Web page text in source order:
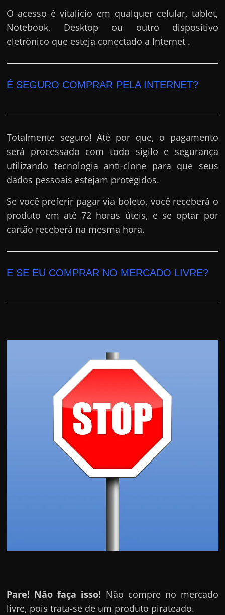
O acesso é vitalício em qualquer celular, tablet,
Notebook, Desktop ou outro dispositivo
eletrônico que esteja conectado a Internet .
É SEGURO COMPRAR PELA INTERNET?
Totalmente seguro! Até por que, o pagamento
será processado com todo sigilo e segurança
utilizando tecnologia anti-clone para que seus
dados pessoais estejam protegidos.
Se você preferir pagar via boleto, você receberá o
produto em até 72 horas úteis, e se optar por
cartão receberá na mesma hora.
E SE EU COMPRAR NO MERCADO LIVRE?
Pare! Não faça isso! Não compre no mercado
livre, pois trata-se de um produto pirateado.